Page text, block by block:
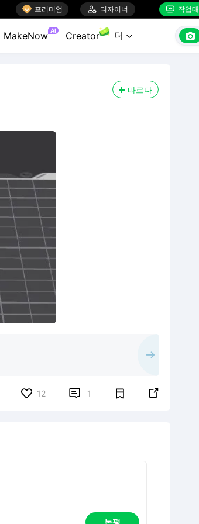
 프리미엄  디자이너  작업대
MakeNow AI Creator 더  
따르다
12  1 
논평